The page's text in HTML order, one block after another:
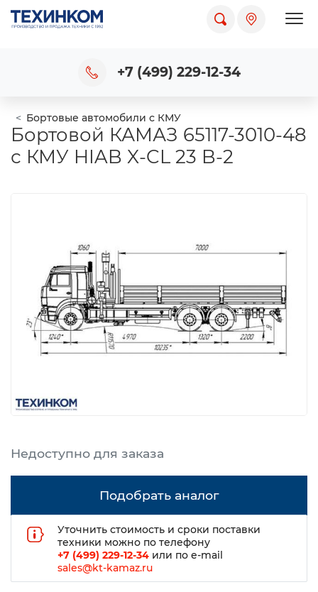
+7 (499) 229-12-34
Бортовые автомобили с КМУ
Бортовой КАМАЗ 65117-3010-48
с КМУ HIAB X-CL 23 B-2
Подобрать аналог
Уточнить стоимость и сроки поставки
техники можно по телефону
+7 (499) 229-12-34 или по e-mail
sales@kt-kamaz.ru